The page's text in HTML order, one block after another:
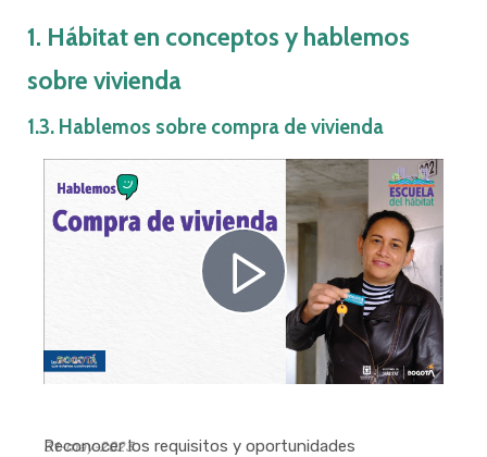
Bloques
1. Hábitat en conceptos y hablemos
sobre vivienda
1.3. Hablemos sobre compra de vivienda
Vídeo
31-may-2023
Reconocer los requisitos y oportunidades